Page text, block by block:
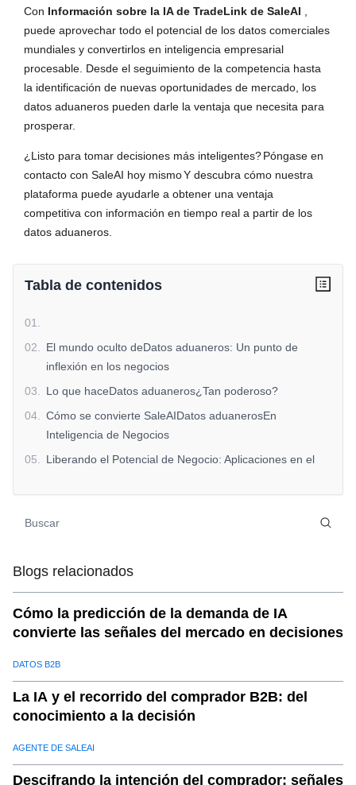
Con Información sobre la IA de TradeLink de SaleAI ,
puede aprovechar todo el potencial de los datos comerciales
mundiales y convertirlos en inteligencia empresarial
procesable. Desde el seguimiento de la competencia hasta
la identificación de nuevas oportunidades de mercado, los
datos aduaneros pueden darle la ventaja que necesita para
prosperar.
¿Listo para tomar decisiones más inteligentes?Póngase en
contacto con SaleAI hoy mismoY descubra cómo nuestra
plataforma puede ayudarle a obtener una ventaja
competitiva con información en tiempo real a partir de los
datos aduaneros.
Tabla de contenidos
01
02
El mundo oculto deDatos aduaneros: Un punto de
inflexión en los negocios
03
Lo que haceDatos aduaneros¿Tan poderoso?
04
Cómo se convierte SaleAIDatos aduanerosEn
Inteligencia de Negocios
05
Liberando el Potencial de Negocio: Aplicaciones en el
ventaja competitiva
Blogs relacionados
Cómo la predicción de la demanda de IA
convierte las señales del mercado en decisiones
DATOS B2B
La IA y el recorrido del comprador B2B: del
conocimiento a la decisión
AGENTE DE SALEAI
Descifrando la intención del comprador: señales